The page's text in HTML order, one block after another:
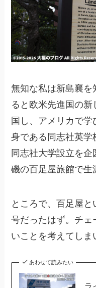
無知な私は新島襄を
ると欧米先進国の
国し、アメリカで
身である同志社英学
同志社大学設立を
磯の百足屋旅館で生
ところで、百足屋
号だったはず。チェ
いことを考えてしま
あわせて読みたい
ラ